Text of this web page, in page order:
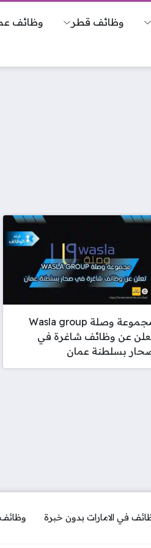
وظائف قطر وظائف
مجموعة وصلة Wasla group
عن وظائف شاغرة في
بسلطنة عمان
في الامارات بدون خبرة